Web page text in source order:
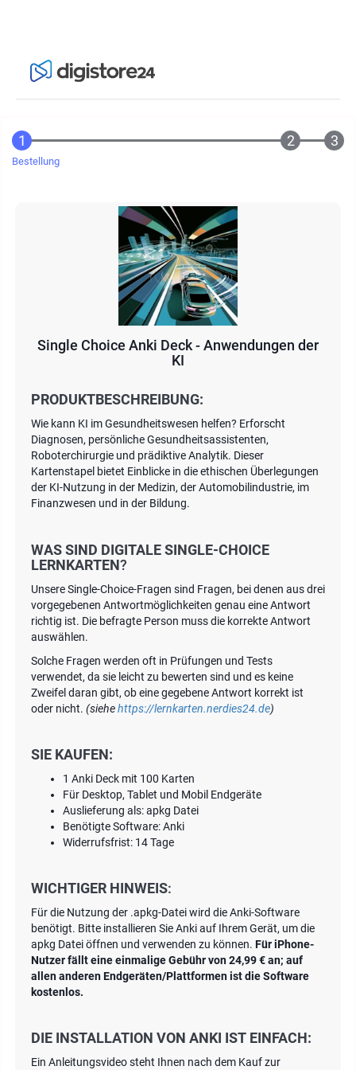
Bestellung
Single Choice Anki Deck - Anwendungen der
KI
PRODUKTBESCHREIBUNG:
Wie kann KI im Gesundheitswesen helfen? Erforscht
Diagnosen, persönliche Gesundheitsassistenten,
Roboterchirurgie und prädiktive Analytik. Dieser
Kartenstapel bietet Einblicke in die ethischen Überlegungen
der KI-Nutzung in der Medizin, der Automobilindustrie, im
Finanzwesen und in der Bildung.
WAS SIND DIGITALE SINGLE-CHOICE
LERNKARTEN ?
Unsere Single-Choice-Fragen sind Fragen, bei denen aus drei
vorgegebenen Antwortmöglichkeiten genau eine Antwort
richtig ist. Die befragte Person muss die korrekte Antwort
auswählen.
Solche Fragen werden oft in Prüfungen und Tests
verwendet, da sie leicht zu bewerten sind und es keine
Zweifel daran gibt, ob eine gegebene Antwort korrekt ist
oder nicht. (siehehttps://lernkarten.nerdies24.de)
SIE KAUFEN:
1 Anki Deck mit 100 Karten
Für Desktop, Tablet und Mobil Endgeräte
Auslieferung als: apkg Datei
Benötigte Software: Anki
Widerrufsfrist: 14 Tage
WICHTIGER HINWEIS:
Für die Nutzung der .apkg-Datei wird die Anki-Software
benötigt. Bitte installieren Sie Anki auf Ihrem Gerät, um die
apkg Datei öffnen und verwenden zu können. Für iPhone-
Nutzer fällt eine einmalige Gebühr von 24,99 € an; auf
allen anderen Endgeräten/Plattformen ist die Software
kostenlos.
DIE INSTALLATION VON ANKI IST EINFACH:
Ein Anleitungsvideo steht Ihnen nach dem Kauf zur